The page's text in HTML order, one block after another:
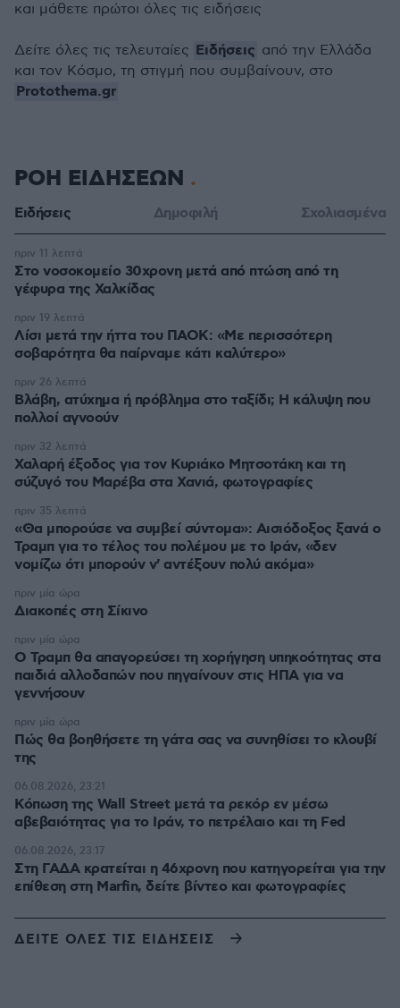
και μάθετε πρώτοι όλες τις ειδήσεις
Δείτε όλες τις τελευταίες Ειδήσεις από την Ελλάδα
και τον Κόσμο, τη στιγμή που συμβαίνουν, στο
Protothema.gr
ΡΟΗ ΕΙΔΗΣΕΩΝ
Ειδήσεις Δημοφιλή Σχολιασμένα
Στο νοσοκομείο 30χρονη μετά από πτώση από τη
γέφυρα της Χαλκίδας
πριν 11 λεπτά
Λίσι μετά την ήττα του ΠΑΟΚ: «Με περισσότερη
σοβαρότητα θα παίρναμε κάτι καλύτερο»
πριν 19 λεπτά
Βλάβη, ατύχημα ή πρόβλημα στο ταξίδι; Η κάλυψη που
πολλοί αγνοούν
πριν 26 λεπτά
Χαλαρή έξοδος για τον Κυριάκο Μητσοτάκη και τη
σύζυγό του Μαρέβα στα Χανιά, φωτογραφίες
πριν 32 λεπτά
«Θα μπορούσε να συμβεί σύντομα»: Αισιόδοξος ξανά ο
Τραμπ για το τέλος του πολέμου με το Ιράν, «δεν
νομίζω ότι μπορούν ν' αντέξουν πολύ ακόμα»
πριν 35 λεπτά
Διακοπές στη Σίκινο
πριν μία ώρα
Ο Τραμπ θα απαγορεύσει τη χορήγηση υπηκοότητας στα
παιδιά αλλοδαπών που πηγαίνουν στις ΗΠΑ για να
γεννήσουν
πριν μία ώρα
Πώς θα βοηθήσετε τη γάτα σας να συνηθίσει το κλουβί
της
πριν μία ώρα
Κόπωση της Wall Street μετά τα ρεκόρ εν μέσω
αβεβαιότητας για το Ιράν, το πετρέλαιο και τη Fed
06.08.2026, 23:21
Στη ΓΑΔΑ κρατείται η 46χρονη που κατηγορείται για την
επίθεση στη Marfin, δείτε βίντεο και φωτογραφίες
06.08.2026, 23:17
ΔΕΙΤΕ ΟΛΕΣ ΤΙΣ ΕΙΔΗΣΕΙΣ